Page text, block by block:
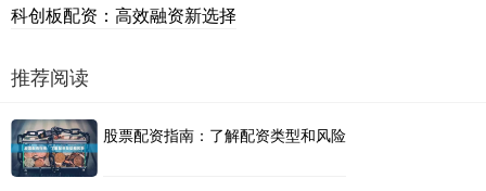
科创板配资：高效融资新选择
推荐阅读
股票配资指南：了解配资类型和风险